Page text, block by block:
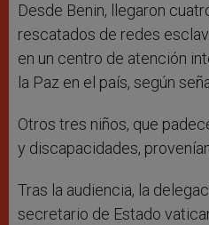
Desde Benin, llegaron
rescatados de redes
en un centro de atención
la Paz en el país, según
Otros tres niños, que
y discapacidades,
Tras la audiencia, la
secretario de Estado